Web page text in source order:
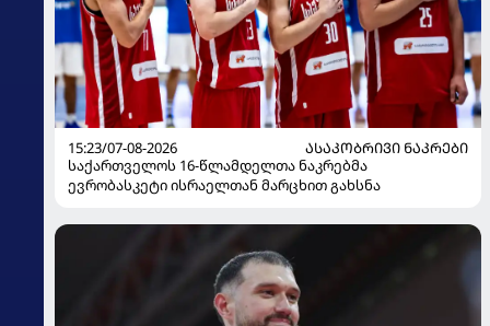
15:23/07-08-2026
ᲐᲡᲐᲙᲝᲑᲠᲘᲕᲘ ᲜᲐᲙᲠᲔᲑᲘ
საქართველოს 16-წლამდელთა ნაკრებმა
ევრობასკეტი ისრაელთან მარცხით გახსნა